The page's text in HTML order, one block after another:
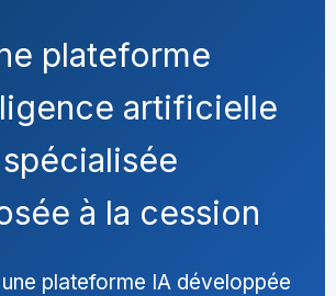
plateforme
artificielle
spécialisée
à la cession
plateforme IA développée